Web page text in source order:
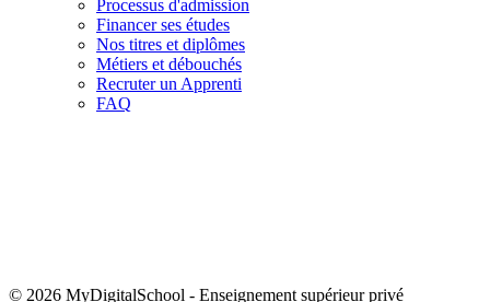
Processus d'admission
Financer ses études
Nos titres et diplômes
Métiers et débouchés
Recruter un Apprenti
FAQ
© 2026 MyDigitalSchool - Enseignement supérieur privé